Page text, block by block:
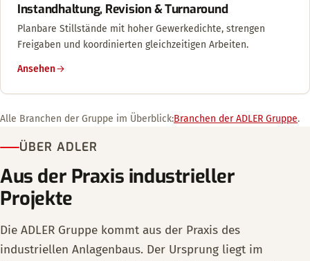
Instandhaltung, Revision & Turnaround
Planbare Stillstände mit hoher Gewerkedichte, strengen
Freigaben und koordinierten gleichzeitigen Arbeiten.
Ansehen
Alle Branchen der Gruppe im Überblick:Branchen der ADLER Gruppe.
ÜBER ADLER
Aus der Praxis industrieller
Projekte
Die ADLER Gruppe kommt aus der Praxis des
industriellen Anlagenbaus. Der Ursprung liegt im